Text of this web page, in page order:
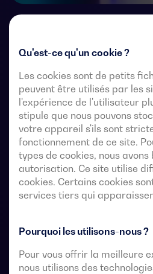
Qu'est-ce qu'un cookie ?
Les cookies sont de petits
peuvent être utilisés par les
l'expérience de l'utilisateur
stipule que nous pouvons
votre appareil s'ils sont
fonctionnement de ce site.
types de cookies, nous avons
autorisation. Ce site utilise
cookies. Certains cookies
services tiers qui
Pourquoi les utilisons-nous ?
Pour vous offrir la meilleure
nous utilisons des
permettent le transfert en
triphasées par l’intermédiaire
exempts de tension, à partir
automatique externe, utilisant
ou un interrupteur.
Ils sont conçus pour être
d’alimentation à basse tension
l’alimentation de la charge est
transfert.
transfert automatique